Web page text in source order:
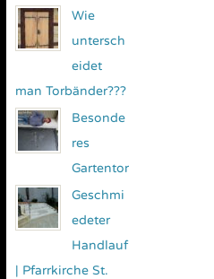
Wie
untersch
eidet
man Torbänder???
Besonde
res
Gartentor
Geschmi
edeter
Handlauf
| Pfarrkirche St.